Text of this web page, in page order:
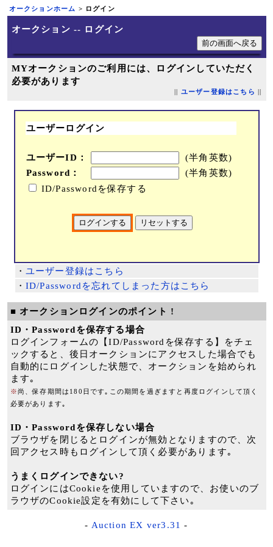
オークションホーム > ログイン
オークション -- ログイン
MYオークションのご利用には、ログインしていただく
必要があります
ユーザー登録はこちら
ユーザーログイン
ユーザーID：
(半角英数)
Password：
(半角英数)
ID/Passwordを保存する
・ ユーザー登録はこちら
・ ID/Passwordを忘れてしまった方はこちら
■ オークションログインのポイント !
ID・Passwordを保存する場合
ログインフォームの【ID/Passwordを保存する】をチェ
ックすると、後日オークションにアクセスした場合でも
自動的にログインした状態で、オークションを始められ
ます｡
※尚、保存期間は180日です｡この期間を過ぎますと再度ログインして頂く
必要があります｡
ID・Passwordを保存しない場合
ブラウザを閉じるとログインが無効となりますので、次
回アクセス時もログインして頂く必要があります｡
うまくログインできない?
ログインにはCookieを使用していますので、お使いのブ
ラウザのCookie設定を有効にして下さい｡
- Auction EX ver3.31 -